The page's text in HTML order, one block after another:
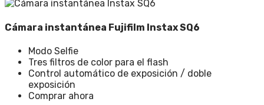
Cámara instantánea Fujifilm Instax SQ6
Modo Selfie
Tres filtros de color para el flash
Control automático de exposición / doble
exposición
Comprar ahora